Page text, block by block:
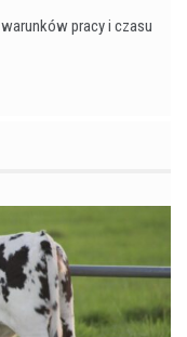
pracy i czasu